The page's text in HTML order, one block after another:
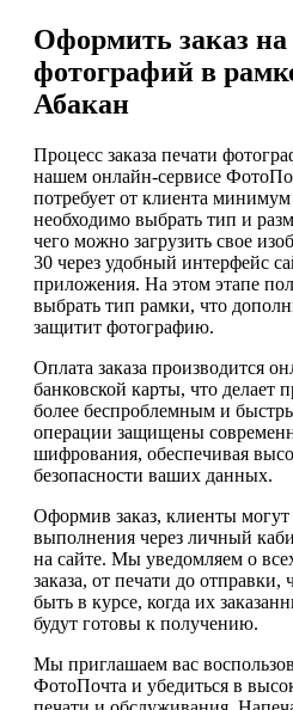
Оформить заказ на
фотографий в
Абакан
Процесс заказа печати
нашем онлайн-сервисе
потребует от клиента
необходимо выбрать тип и
чего можно загрузить свое
30 через удобный интерфейс
приложения. На этом этапе
выбрать тип рамки, что
защитит фотографию.
Оплата заказа производится
банковской карты, что делает
более беспроблемным и
операции защищены
шифрования, обеспечивая
безопасности ваших данных.
Оформив заказ, клиенты могут
выполнения через личный
на сайте. Мы уведомляем о
заказа, от печати до отправки,
быть в курсе, когда их
будут готовы к получению.
Мы приглашаем вас
ФотоПочта и убедиться в